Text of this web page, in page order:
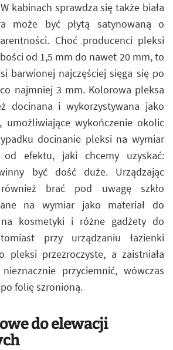
kabinach sprawdza się także biała
może być płytą satynowaną o
Choć producenci pleksi
od 1,5 mm do nawet 20 mm, to
barwionej najczęściej sięga się po
najmniej 3 mm. Kolorowa pleksa
docinana i wykorzystywana jako
umożliwiające wykończenie okolic
docinanie pleksi na wymiar
od efektu, jaki chcemy uzyskać:
być dość duże. Urządzając
brać pod uwagę szkło
na wymiar jako materiał do
kosmetyki i różne gadżety do
przy urządzaniu łazienki
pleksi przezroczyste, a zaistniała
przyciemnić, wówczas
folię szronioną.
do elewacji